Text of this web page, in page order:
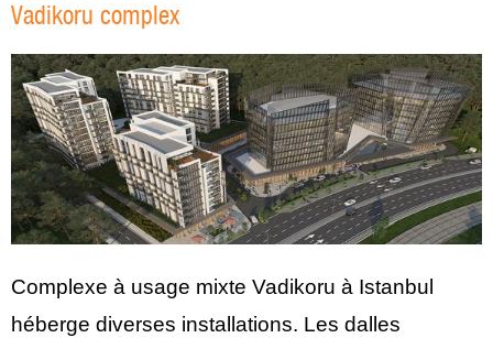
Vadikoru complex
Complexe à usage mixte Vadikoru à Istanbul
héberge diverses installations. Les dalles